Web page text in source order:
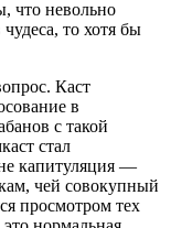
что невольно
то хотя бы
Каст
в
с такой
стал
капитуляция —
чей совокупный
просмотром тех